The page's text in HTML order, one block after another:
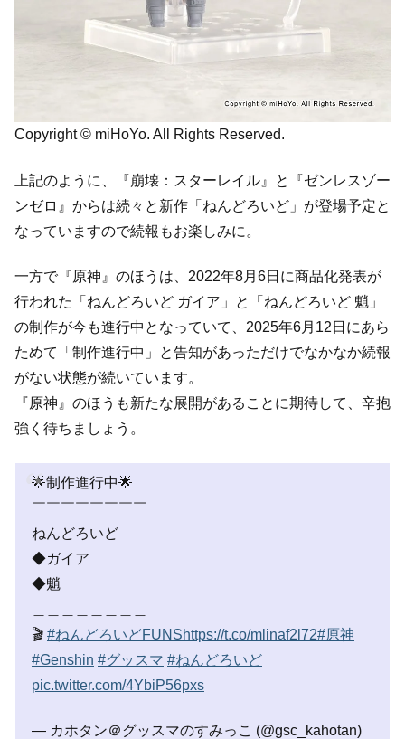
Copyright © miHoYo. All Rights Reserved.
上記のように、『崩壊：スターレイル』と『ゼンレスゾー
ンゼロ』からは続々と新作「ねんどろいど」が登場予定と
なっていますので続報もお楽しみに。
一方で『原神』のほうは、2022年8月6日に商品化発表が
行われた「ねんどろいど ガイア」と「ねんどろいど 魈」
の制作が今も進行中となっていて、2025年6月12日にあら
ためて「制作進行中」と告知があっただけでなかなか続報
がない状態が続いています。
『原神』のほうも新たな展開があることに期待して、辛抱
強く待ちましょう。
🌟制作進行中🌟
￣￣￣￣￣￣￣￣
ねんどろいど
◆ガイア
◆魈
🎬️ #ねんどろいどFUNShttps://t.co/mlinaf2l72#原神
#Genshin #グッスマ #ねんどろいど
pic.twitter.com/4YbiP56pxs
— カホタン＠グッスマのすみっこ (@gsc_kahotan)